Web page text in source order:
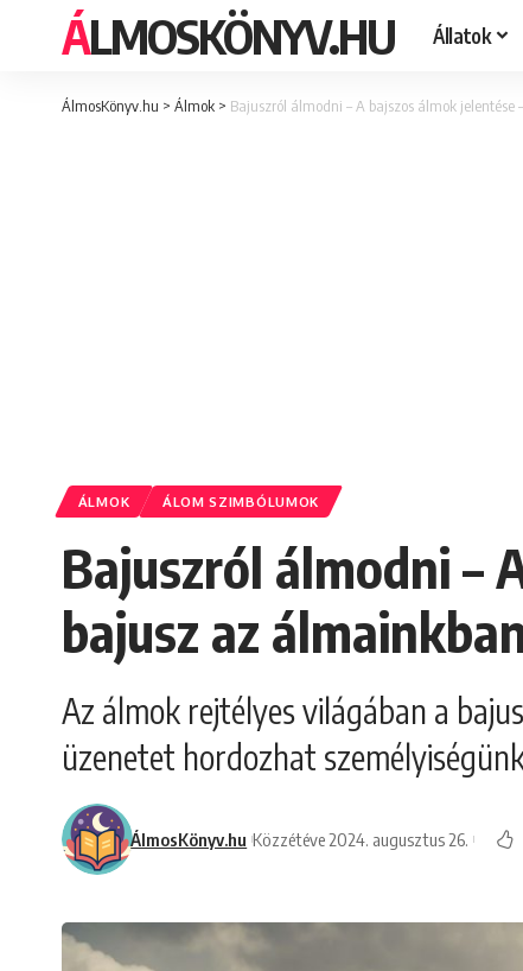
ÁLMOSKÖNYV.HU Állatok
ÁlmosKönyv.hu > Álmok > Bajuszról álmodni – A bajszos álmok
ÁLMOK ÁLOM SZIMBÓLUMOK
Bajuszról álmodni –
bajusz az
Az álmok rejtélyes világában a
üzenetet hordozhat
ÁlmosKönyv.hu Közzétéve 2024. augusztus 26.